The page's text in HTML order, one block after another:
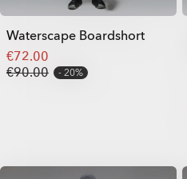
Waterscape Boardshort
€72.00
€90.00
20%